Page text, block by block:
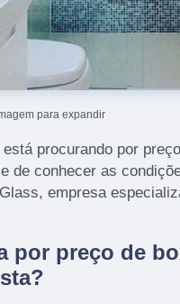
para expandir
procurando por
de conhecer as
empresa
por preço de